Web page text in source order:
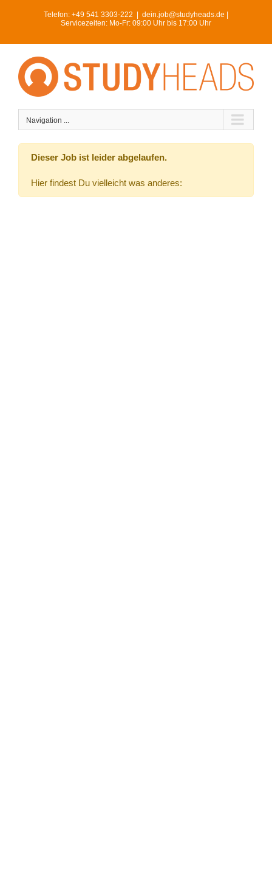
Telefon: +49 541 3303-222
dein.job@studyheads.de |
Servicezeiten: Mo-Fr: 09:00 Uhr bis 17:00 Uhr
Navigation ...
Dieser Job ist leider abgelaufen.
Hier findest Du vielleicht was anderes: